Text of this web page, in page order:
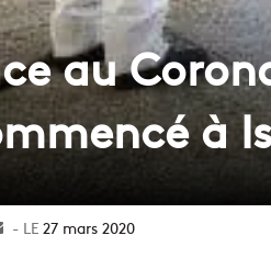
au
à
Envoyer27 mars 2020